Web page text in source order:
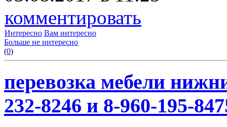
комментировать
Интересно Вам интересно
Больше не интересно
(0)
перевозка мебели
232-8246 и 8-960-195-